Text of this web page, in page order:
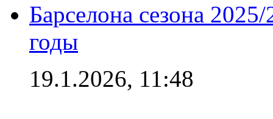
Барселона сезона
годы
19.1.2026, 11:48